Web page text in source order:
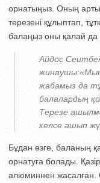
орнатыңыз. Оның
терезені құлыптап,
балаңыз оны қалай
Айдос
жабамыз да
балалардың
Терезе
келсе ашып
Бұдан өзге, баланың
орнатуға болады.
алюминнен жасалған.